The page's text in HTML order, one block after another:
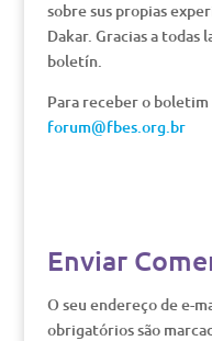
sobre sus propias
Dakar. Gracias a todas
boletín.
Para receber o boletim
forum@fbes.org.br
Enviar
O seu endereço de e-
obrigatórios são